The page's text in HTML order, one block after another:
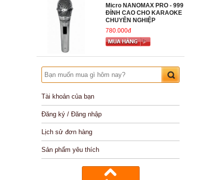
Micro NANOMAX PRO - 999
ĐỈNH CAO CHO KARAOKE
CHUYÊN NGHIỆP
780.000đ
Tài khoản của bạn
Đăng ký / Đăng nhập
Lịch sử đơn hàng
Sản phẩm yêu thích